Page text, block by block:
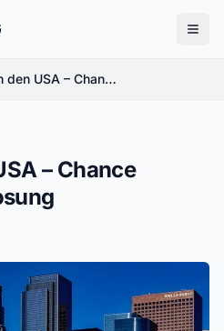
Arbeiten in den USA – Chance GreenCard-Verlosung
– Chance